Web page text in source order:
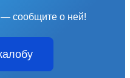
— сообщите о ней!